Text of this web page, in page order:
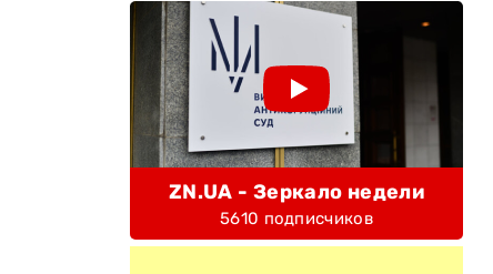
ZN.UA - Зеркало недели
5610 подписчиков